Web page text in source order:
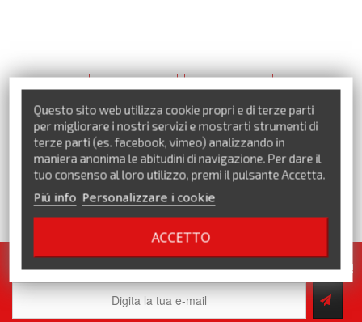
Precedente Successivo
VEDI TUTTI I MARCHI
Iscriviti alla nostra newsletter. Pronte per te tante promozioni!
Questo sito web utilizza cookie propri e di terze parti
per migliorare i nostri servizi e mostrarti strumenti di
terze parti (es. facebook, vimeo) analizzando in
maniera anonima le abitudini di navigazione. Per dare il
tuo consenso al loro utilizzo, premi il pulsante Accetta.
Piú info Personalizzare i cookie
ACCETTO